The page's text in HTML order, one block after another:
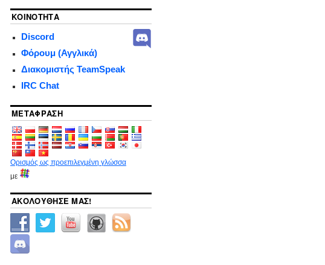
ΚΟΙΝΌΤΗΤΑ
Discord
Φόρουμ (Αγγλικά)
Διακομιστής TeamSpeak
IRC Chat
ΜΕΤΆΦΡΑΣΗ
Ορισμός ως προεπιλεγμένη γλώσσα
με
ΑΚΟΛΟΥΘΗΣΕ ΜΑΣ!